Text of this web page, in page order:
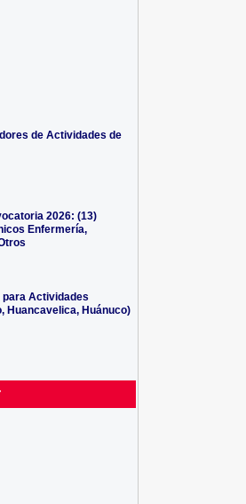
de Actividades de
2026: (13)
Enfermería,
para Actividades
Huancavelica, Huánuco)